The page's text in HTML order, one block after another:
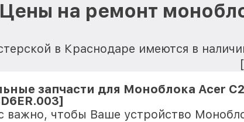
Цены на ремонт
в Краснодаре имеются в
запчасти для Моноблока Acer
важно, чтобы Ваше устройство